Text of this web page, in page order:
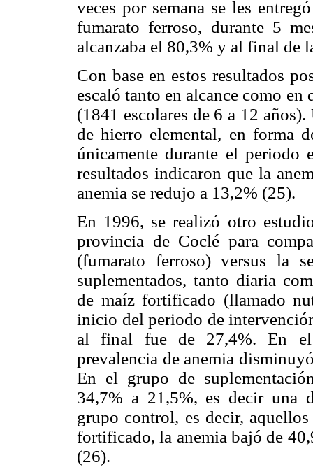
veces por semana se les
fumarato ferroso, durante 5
alcanzaba el 80,3% y al final de
Con base en estos resultados
escaló tanto en alcance como
(1841 escolares de 6 a 12
de hierro elemental, en forma
únicamente durante el periodo
resultados indicaron que la
anemia se redujo a 13,2% (25).
En 1996, se realizó otro
provincia de Coclé para
(fumarato ferroso) versus la
suplementados, tanto diaria
de maíz fortificado (llamado
inicio del periodo de
al final fue de 27,4%. En el
prevalencia de anemia
En el grupo de
34,7% a 21,5%, es decir una
grupo control, es decir,
fortificado, la anemia bajó de
(26).